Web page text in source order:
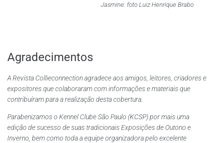
Jasmine: foto Luiz Henrique Brabo
Agradecimentos
A Revista Collieconnection agradece aos amigos, leitores, criadores e
expositores que colaboraram com informações e materiais que
contribuíram para a realização desta cobertura.
Parabenizamos o Kennel Clube São Paulo (KCSP) por mais uma
edição de sucesso de suas tradicionais Exposições de Outono e
Inverno, bem como toda a equipe organizadora pelo excelente